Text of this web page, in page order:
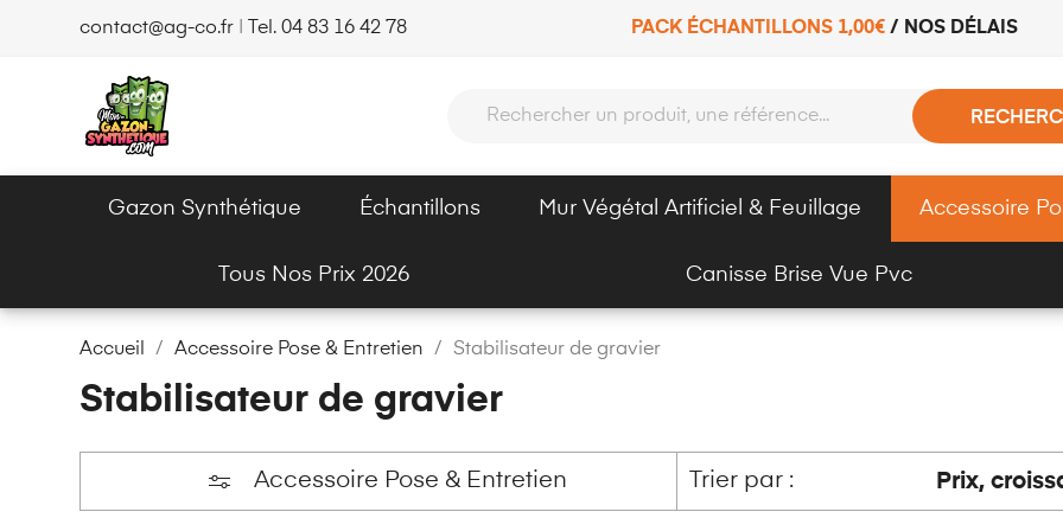
contact@ag-co.fr Tel. 04 83 16 42 78 PACK ÉCHANTILLONS 1,00€ / NOS DÉLAIS
Gazon Synthétique Échantillons Mur Végétal Artificiel & Feuillage Accessoire
Tous Nos Prix 2026 Canisse Brise Vue Pvc
Accueil Accessoire Pose & Entretien Stabilisateur de gravier
Stabilisateur de gravier
Accessoire Pose & Entretien Trier par : Prix,